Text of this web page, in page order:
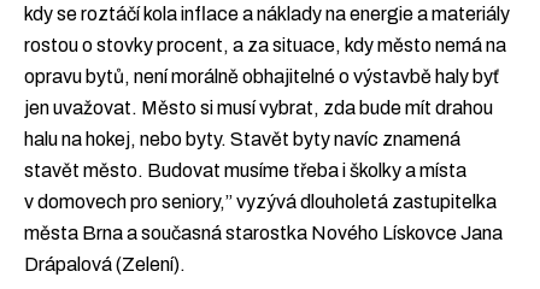
kdy se roztáčí kola inflace a náklady na energie a materiály
rostou o stovky procent, a za situace, kdy město nemá na
opravu bytů, není morálně obhajitelné o výstavbě haly byť
jen uvažovat. Město si musí vybrat, zda bude mít drahou
halu na hokej, nebo byty. Stavět byty navíc znamená
stavět město. Budovat musíme třeba i školky a místa
v domovech pro seniory,” vyzývá dlouholetá zastupitelka
města Brna a současná starostka Nového Lískovce Jana
Drápalová (Zelení).